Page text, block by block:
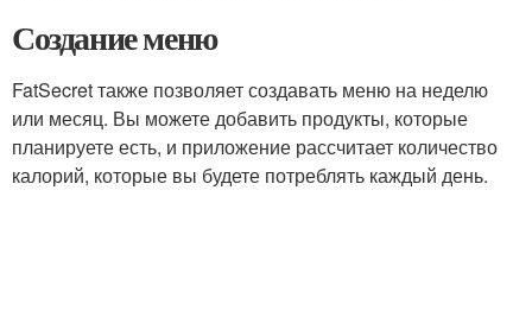
Создание меню
FatSecret также позволяет создавать меню на неделю
или месяц. Вы можете добавить продукты, которые
планируете есть, и приложение рассчитает количество
калорий, которые вы будете потреблять каждый день.